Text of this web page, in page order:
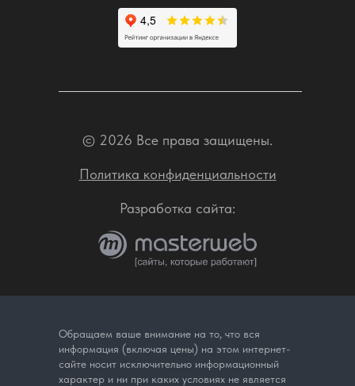
© 2026 Все права защищены.
Разработка сайта:
Политика конфиденциальности
Обращаем ваше внимание на то, что вся
информация (включая цены) на этом интернет-
сайте носит исключительно информационный
характер и ни при каких условиях не является